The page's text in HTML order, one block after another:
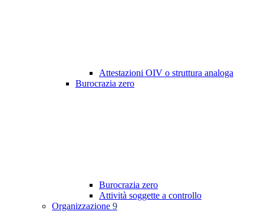
Attestazioni OIV o struttura analoga
Burocrazia zero
Burocrazia zero
Attività soggette a controllo
Organizzazione 9